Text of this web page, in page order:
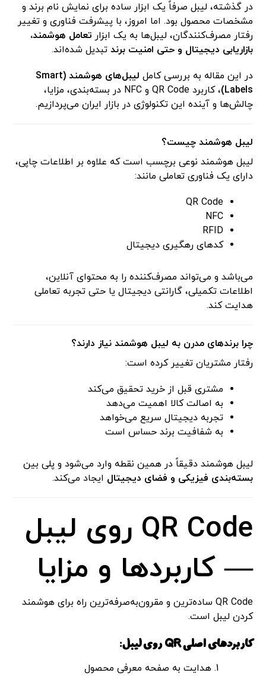
در گذشته، لیبل صرفاً یک ابزار ساده برای نمایش نام برند و
مشخصات محصول بود. اما امروز، با پیشرفت فناوری و تغییر
رفتار مصرف‌کنندگان، لیبل‌ها به یک ابزار تعامل هوشمند،
بازاریابی دیجیتال و حتی امنیت برند تبدیل شده‌اند.
در این مقاله به بررسی کامل
لیبل‌های هوشمند (Smart
Labels)
، کاربرد QR Code و NFC در بسته‌بندی، مزایا،
چالش‌ها و آینده این تکنولوژی در بازار ایران می‌پردازیم.
لیبل هوشمند چیست؟
لیبل هوشمند نوعی برچسب است که علاوه بر اطلاعات چاپی،
دارای یک فناوری تعاملی مانند:
QR Code
NFC
RFID
کدهای رهگیری دیجیتال
می‌باشد و می‌تواند مصرف‌کننده را به محتوای آنلاین،
اطلاعات تکمیلی، گارانتی دیجیتال یا حتی تجربه تعاملی
هدایت کند.
چرا برندهای مدرن به لیبل هوشمند نیاز دارند؟
رفتار مشتریان تغییر کرده است:
مشتری قبل از خرید تحقیق می‌کند
به اصالت کالا اهمیت می‌دهد
تجربه دیجیتال سریع می‌خواهد
به شفافیت برند حساس است
لیبل هوشمند دقیقاً در همین نقطه وارد می‌شود و پلی بین
بسته‌بندی فیزیکی و فضای دیجیتال ایجاد می‌کند.
QR Code روی لیبل
— کاربردها و مزایا
QR Code ساده‌ترین و مقرون‌به‌صرفه‌ترین راه برای هوشمند
کردن لیبل است.
کاربردهای اصلی QR روی لیبل:
هدایت به صفحه معرفی محصول